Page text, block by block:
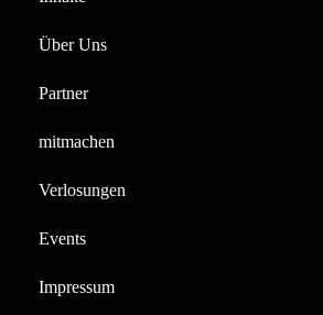
Reportagen
Über Uns
Partner
mitmachen
Verlosungen
Events
Impressum
Verlosungen
Videos Youtube
Frühlingsfest Wilhelmshaven
airtime4you + DER KOMET –
APRIL 11, 2026